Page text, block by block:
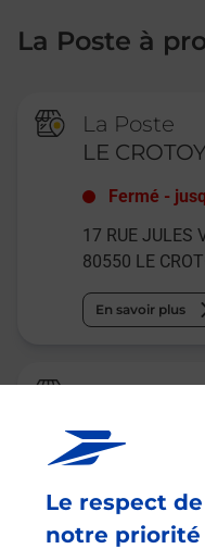
Le respect
notre priorité
La Poste à
La Poste
LE CROTOY
Fermé -
17 RUE JULES
80550 LE
En savoir plus
Relais
RUE DES
80120 RUE